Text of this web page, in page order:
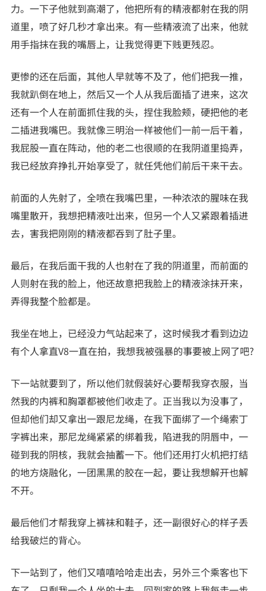
力。一下子他就到高潮了，他把所有的精液都射在我的阴
道里，喷了好几秒才拿出来。有一些精液流了出来，他就
用手指抹在我的嘴唇上，让我觉得更下贱更残忍。
更惨的还在后面，其他人早就等不及了，他们把我一推，
我就趴倒在地上，然后又一个人从我后面插了进来，这次
还有一个人在前面抓住我的头，捏住我脸颊，硬把他的老
二插进我嘴巴。我就像三明治一样被他们一前一后干着，
我屁股一直在阵动，他的老二也很顺的在我阴道里捣弄，
我已经放弃挣扎开始享受了，就任凭他们前后干来干去。
前面的人先射了，全喷在我嘴巴里，一种浓浓的腥味在我
嘴里散开，我想把精液吐出来，但另一个人又紧跟着插进
去，害我把刚刚的精液都吞到了肚子里。
最后，在我后面干我的人也射在了我的阴道里，而前面的
人则射在我的脸上，他还故意把我脸上的精液涂抹开来，
弄得我整个脸都是。
我坐在地上，已经没力气站起来了，这时候我才看到边边
有个人拿直V8一直在拍，我想我被强暴的事要被上网了吧?
下一站就要到了，所以他们就假装好心要帮我穿衣服，当
然我的内裤和胸罩都被他们收走了。正当我以为没事了，
但却他们却又拿出一跟尼龙绳，在我下面绑了一个绳索丁
字裤出来，那尼龙绳紧紧的绑着我，陷进我的阴唇中，一
碰到我的阴核，我就会抽蓄一下。他们还用打火机把打结
的地方烧融化，一团黑黑的胶在一起，要让我想解开也解
不开。
最后他们才帮我穿上裤袜和鞋子，还一副很好心的样子丢
给我破烂的背心。
下一站到了，他们又嘻嘻哈哈走出去，另外三个乘客也下